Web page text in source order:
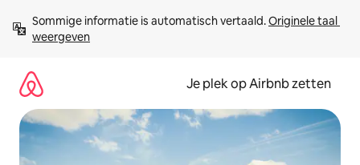
direct
naar
Sommige informatie is automatisch vertaald. Originele taal
weergeven
Je plek op Airbnb zetten